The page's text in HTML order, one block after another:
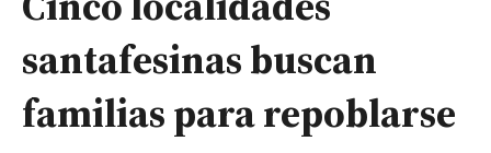
santafesinas buscan
familias para repoblarse